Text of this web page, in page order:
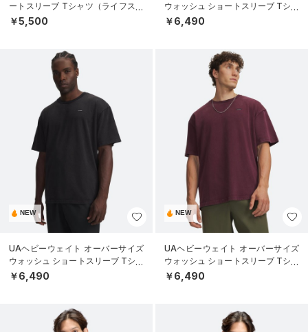
ートスリーブ Tシャツ（ライフスタ
イル/MEN）
￥5,500
ウォッシュ ショートスリーブ Tシャ
ツ（ライフスタイル/MEN）
￥6,490
NEW
UAヘビーウェイト オーバーサイズ
ウォッシュ ショートスリーブ Tシャ
ツ（ライフスタイル/MEN）
￥6,490
NEW
UAヘビーウェイト オーバーサイズ
ウォッシュ ショートスリーブ Tシャ
ツ（ライフスタイル/MEN）
￥6,490